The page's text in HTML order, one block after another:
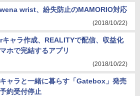
wrist、紛失防止のMAMORIO対応
(2018/10/22)
キャラ作成、REALITYで配信、収益化
ホで完結するアプリ
(2018/10/22)
ャラと一緒に暮らす「Gatebox」発売
約受付停止